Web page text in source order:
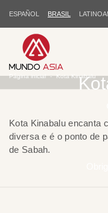
ESPAÑOL BRASIL
Página inicial Kota Kinabalu
Kota Kinabalu encanta
diversa e é o ponto de
de Sabah.